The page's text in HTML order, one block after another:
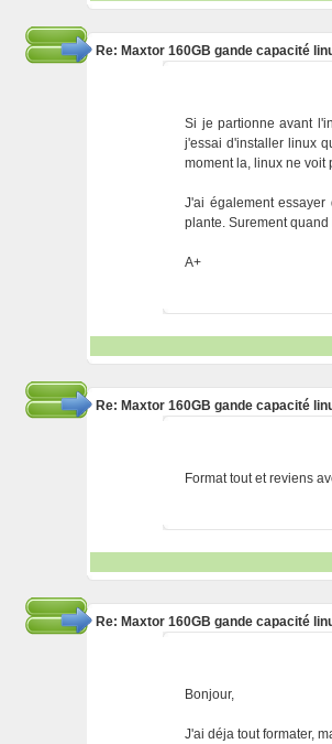
Re: Maxtor 160GB gande capacité
Si je partionne avant
j'essai d'installer linux
moment la, linux ne voit
J'ai également
plante. Surement
A+
Re: Maxtor 160GB gande capacité
Format tout et reviens
Re: Maxtor 160GB gande capacité
Bonjour,
J'ai déja tout formater,